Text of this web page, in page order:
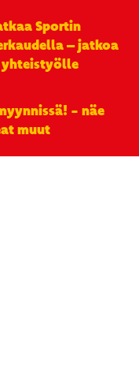
Sportin
– jatkoa
- näe
muut